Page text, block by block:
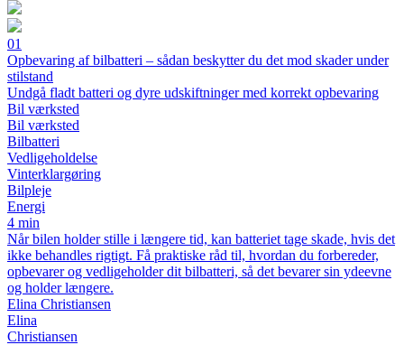
01
Opbevaring af bilbatteri – sådan beskytter du det mod skader under
stilstand
Undgå fladt batteri og dyre udskiftninger med korrekt opbevaring
Bil værksted
Bil værksted
Bilbatteri
Vedligeholdelse
Vinterklargøring
Bilpleje
Energi
4 min
Når bilen holder stille i længere tid, kan batteriet tage skade, hvis det
ikke behandles rigtigt. Få praktiske råd til, hvordan du forbereder,
opbevarer og vedligeholder dit bilbatteri, så det bevarer sin ydeevne
og holder længere.
Elina Christiansen
Elina
Christiansen